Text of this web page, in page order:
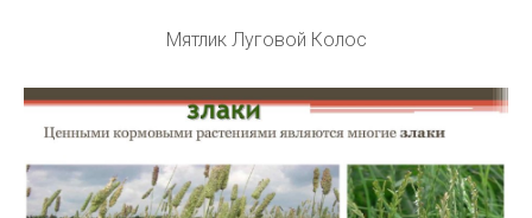
Мятлик Луговой Колос